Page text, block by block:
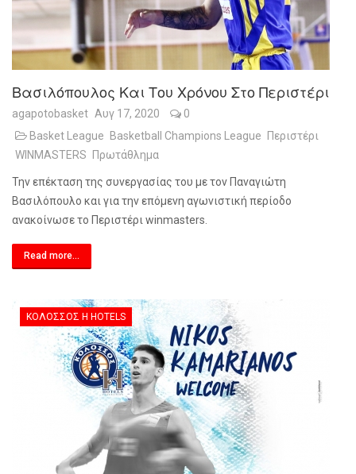
Βασιλόπουλος Και Του Χρόνου Στο Περιστέρι
agapotobasket Αυγ 17, 2020
0
Basket League
Basketball Champions League
Περιστέρι
WINMASTERS
Πρωτάθλημα
Την επέκταση της συνεργασίας του με τον Παναγιώτη
Βασιλόπουλο και για την επόμενη αγωνιστική περίοδο
ανακοίνωσε το Περιστέρι winmasters.
Read more...
ΚΟΛΟΣΣΌΣ H HOTELS